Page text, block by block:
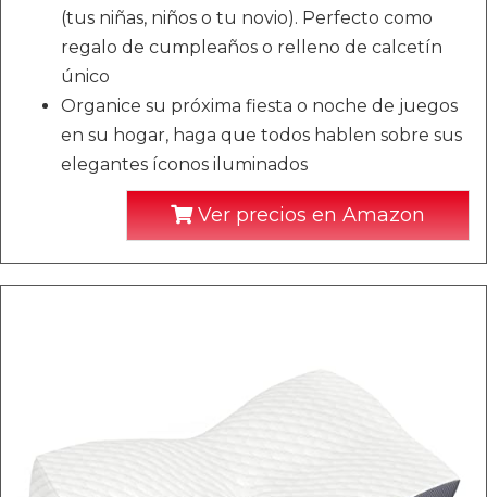
(tus niñas, niños o tu novio). Perfecto como
regalo de cumpleaños o relleno de calcetín
único
Organice su próxima fiesta o noche de juegos
en su hogar, haga que todos hablen sobre sus
elegantes íconos iluminados
Ver precios en Amazon